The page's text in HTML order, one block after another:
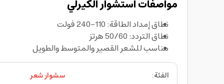
مواصفات استشوار الكيرلي
نطاق إمداد الطاقة: 110-240 فولت
نطاق التردد: 50/60 هرتز
مناسب للشعر القصير والمتوسط ​​والطويل
الفئة:
سشوار شعر